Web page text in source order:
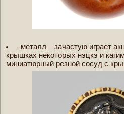
- металл – зачастую играет
крышках некоторых нэцкэ и
миниатюрный резной сосуд с